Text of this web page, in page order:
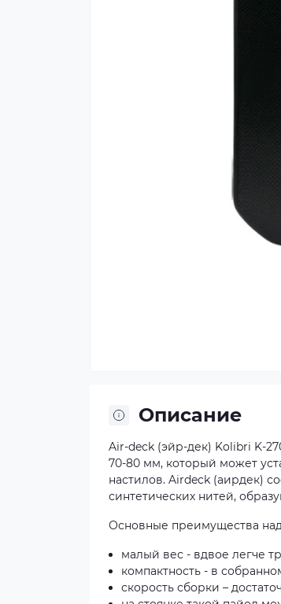
Описание
Air-deck (эйр-дек) Kolibri K-
70-80 мм, который может
настилов. Airdeck (аирдек)
синтетических нитей,
Основные преимущества
малый вес - вдвое легче
компактность - в
скорость сборки –